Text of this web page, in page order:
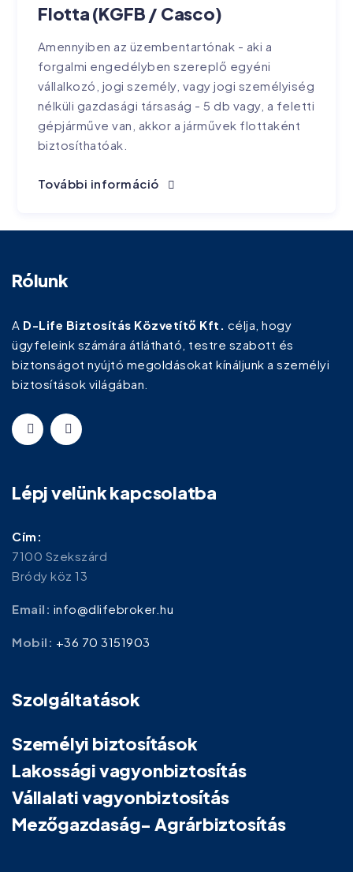
Flotta (KGFB / Casco)
Amennyiben az üzembentartónak - aki a
forgalmi engedélyben szereplő egyéni
vállalkozó, jogi személy, vagy jogi személyiség
nélküli gazdasági társaság - 5 db vagy, a feletti
gépjárműve van, akkor a járművek flottaként
biztosíthatóak.
További információ
Rólunk
A D-Life Biztosítás Közvetítő Kft. célja, hogy
ügyfeleink számára átlátható, testre szabott és
biztonságot nyújtó megoldásokat kínáljunk a személyi
biztosítások világában.
Lépj velünk kapcsolatba
Cím:
7100 Szekszárd
Bródy köz 13
Email: info@dlifebroker.hu
Mobil: +36 70 3151903
Szolgáltatások
Személyi biztosítások
Lakossági vagyonbiztosítás
Vállalati vagyonbiztosítás
Mezőgazdaság- Agrárbiztosítás